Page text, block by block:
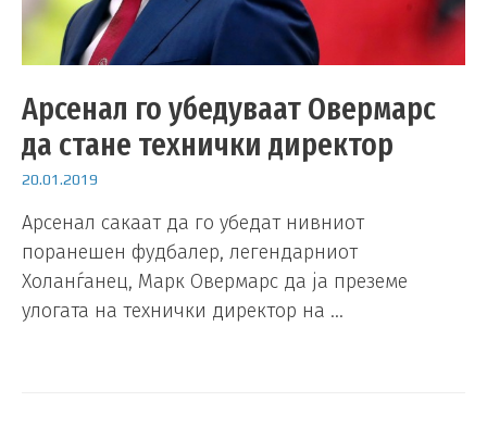
Арсенал го убедуваат Овермарс
да стане технички директор
20.01.2019
Арсенал сакаат да го убедат нивниот
поранешен фудбалер, легендарниот
Холанѓанец, Марк Овермарс да ја преземе
улогата на технички директор на …